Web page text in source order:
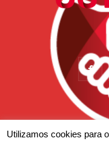
Utilizamos cookies para